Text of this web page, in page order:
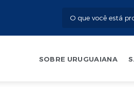
SOBRE URUGUAIANA